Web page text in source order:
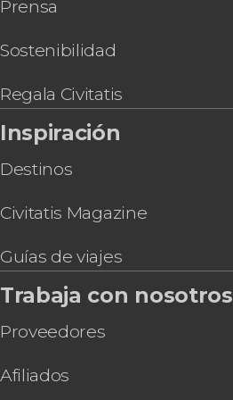
Prensa
Sostenibilidad
Regala Civitatis
Inspiración
Destinos
Civitatis Magazine
Guías de viajes
Trabaja con nosotros
Proveedores
Afiliados